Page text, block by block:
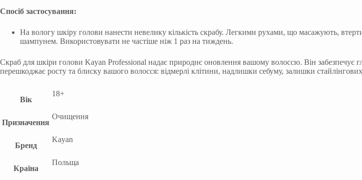
Спосіб застосування:
На вологу шкіру голови нанести невелику кількість скрабу. Легкими рухами, що масажують,
шампунем. Використовувати не частіше ніж 1 раз на тиждень.
Скраб для шкіри голови Kayan Professional надає природнє оновлення вашому волоссю. Він
перешкоджає росту та блиску вашого волосся: відмерлі клітини, надлишки себуму, залишки стайлінгових
Вік
18+
Призначення
Очищення
Бренд
Kayan
Країна
Польща